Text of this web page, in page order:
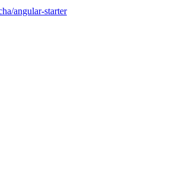
angular-starter